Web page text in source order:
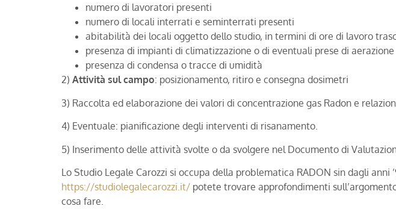
numero di lavoratori presenti
numero di locali interrati e seminterrati presenti
abitabilità dei locali oggetto dello studio, in termini di ore di lavoro
presenza di impianti di climatizzazione o di eventuali prese di aerazione
presenza di condensa o tracce di umidità
2) Attività sul campo: posizionamento, ritiro e consegna dosimetri
3) Raccolta ed elaborazione dei valori di concentrazione gas Radon e
4) Eventuale: pianificazione degli interventi di risanamento.
5) Inserimento delle attività svolte o da svolgere nel Documento di
Lo Studio Legale Carozzi si occupa della problematica RADON sin dagli anni
https://studiolegalecarozzi.it/ potete trovare approfondimenti
cosa fare.